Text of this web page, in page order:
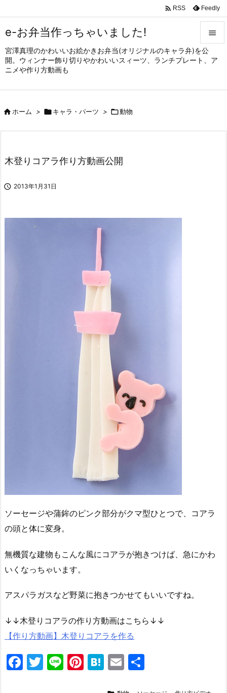
e-お弁当作っちゃいました!
宮澤真理のかわいいお絵かきお弁当(オリジナルのキャラ弁)を公
開。ウィンナー飾り切りやかわいいスィーツ、ランチプレート、ア
ニメや作り方動画も


メニュ
サイド

 RSS Feedly
ホーム > キャラ・パーツ > 動物
木登りコアラ作り方動画公開
 2013年1月31日
ソーセージや蒲鉾のピンク部分がクマ型ひとつで、コアラ
の頭と体に変身。
無機質な建物もこんな風にコアラが抱きつけば、急にかわ
いくなっちゃいます。
アスパラガスなど野菜に抱きつかせてもいいですね。
↓↓木登りコアラの作り方動画はこちら↓↓
【作り方動画】木登りコアラを作る
F
T
Li Pi H
E